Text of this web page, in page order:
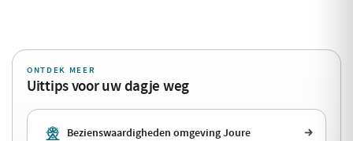
ONTDEK MEER
Uittips voor uw dagje weg
Bezienswaardigheden omgeving Joure